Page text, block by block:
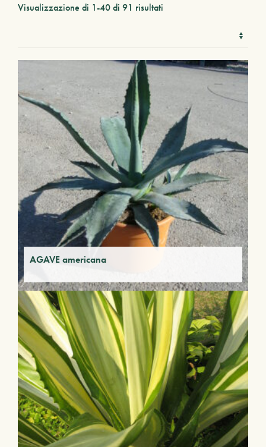
Visualizzazione di 1-40 di 91 risultati
AGAVE americana